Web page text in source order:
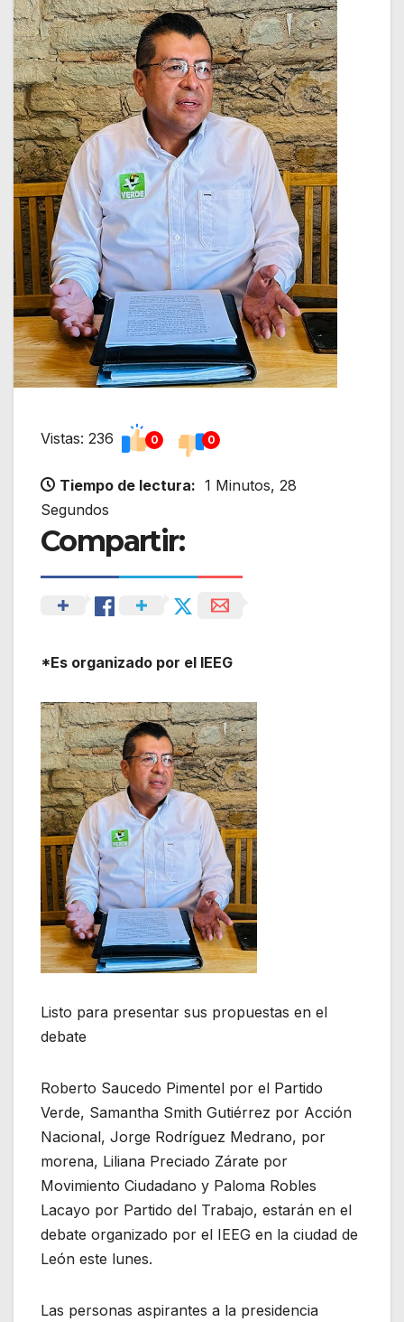
Vistas: 236 0 0
Tiempo de lectura: 1 Minutos, 28
Segundos
Compartir:
*Es organizado por el IEEG
Listo para presentar sus propuestas en el
debate
Roberto Saucedo Pimentel por el Partido
Verde, Samantha Smith Gutiérrez por Acción
Nacional, Jorge Rodríguez Medrano, por
morena, Liliana Preciado Zárate por
Movimiento Ciudadano y Paloma Robles
Lacayo por Partido del Trabajo, estarán en el
debate organizado por el IEEG en la ciudad de
León este lunes.
Las personas aspirantes a la presidencia